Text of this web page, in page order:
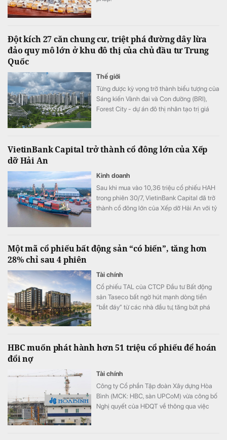
Đột kích 27 căn chung cư, triệt phá đường dây lừa
đảo quy mô lớn ở khu đô thị của chủ đầu tư Trung
Quốc
Thế giới
Từng được kỳ vọng trở thành biểu tượng của
Sáng kiến Vành đai và Con đường (BRI),
Forest City - dự án đô thị nhân tạo trị giá
VietinBank Capital trở thành cổ đông lớn của Xếp
dỡ Hải An
Kinh doanh
Sau khi mua vào 10,36 triệu cổ phiếu HAH
trong phiên 30/7, VietinBank Capital đã trở
thành cổ đông lớn của Xếp dỡ Hải An với tỷ
Một mã cổ phiếu bất động sản “có biến”, tăng hơn
28% chỉ sau 4 phiên
Tài chính
Cổ phiếu TAL của CTCP Đầu tư Bất động
sản Taseco bất ngờ hút mạnh dòng tiền
“bắt đáy” từ các nhà đầu tư, tăng bứt phá
HBC muốn phát hành hơn 51 triệu cổ phiếu để hoán
đổi nợ
Tài chính
Công ty Cổ phần Tập đoàn Xây dựng Hòa
Bình (MCK: HBC, sàn UPCoM) vừa công bố
Nghị quyết của HĐQT về thông qua việc